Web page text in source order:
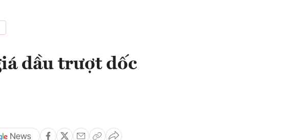
dầu trượt dốc